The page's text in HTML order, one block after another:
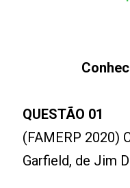
QUESTÃO 01
(FAMERP 2020)
Garfield, de Jim